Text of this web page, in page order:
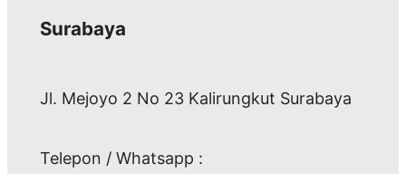
Surabaya
Jl. Mejoyo 2 No 23 Kalirungkut Surabaya
Telepon / Whatsapp :